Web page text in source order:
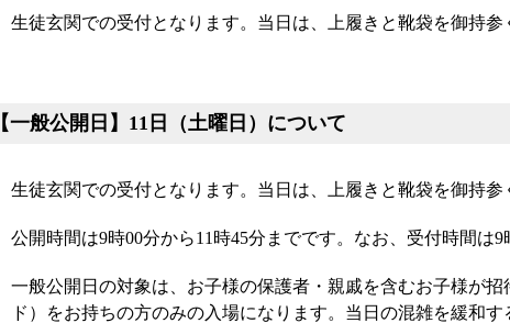
生徒玄関での受付となります。当日は、上履きと靴袋を御持参
【一般公開日】11日（土曜日）について
生徒玄関での受付となります。当日は、上履きと靴袋を御持参
公開時間は9時00分から11時45分までです。なお、受付時間は
一般公開日の対象は、お子様の保護者・親戚を含むお子様が
ド）をお持ちの方のみの入場になります。当日の混雑を緩和